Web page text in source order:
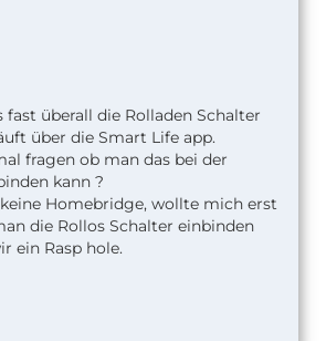
fast überall die Rolladen Schalter
über die Smart Life app.
fragen ob man das bei der
kann ?
Homebridge, wollte mich erst
die Rollos Schalter einbinden
ein Rasp hole.